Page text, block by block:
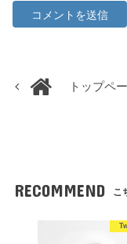
トップペ
RECOMMEND こ